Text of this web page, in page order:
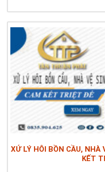
XỬ LÝ HÔI BỒN CẦU, NHÀ
KẾT